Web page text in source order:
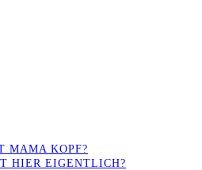
MAMA KOPF?
HIER EIGENTLICH?